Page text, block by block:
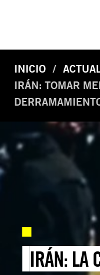
INICIO
IRÁN: TOMAR
IRÁN: LA